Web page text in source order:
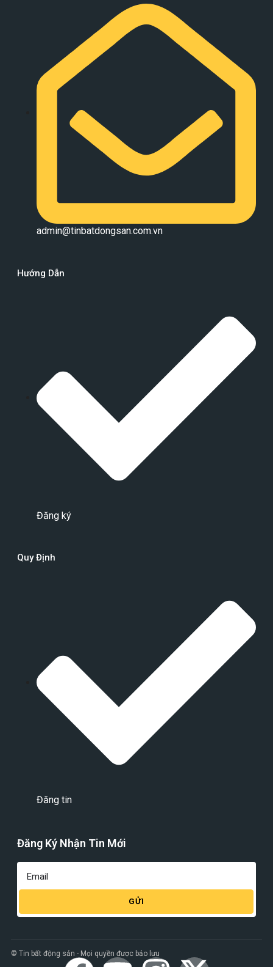
admin@tinbatdongsan.com.vn
Hướng Dẫn
Đăng ký
Quy Định
Đăng tin
Đăng Ký Nhận Tin Mới
GỬI
© Tin bất động sản - Mọi quyền được bảo lưu